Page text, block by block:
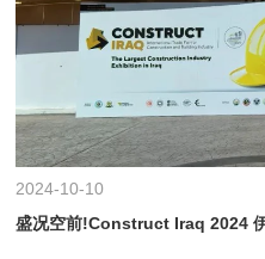
2024-10-10
盛况空前!Construct Iraq 2024